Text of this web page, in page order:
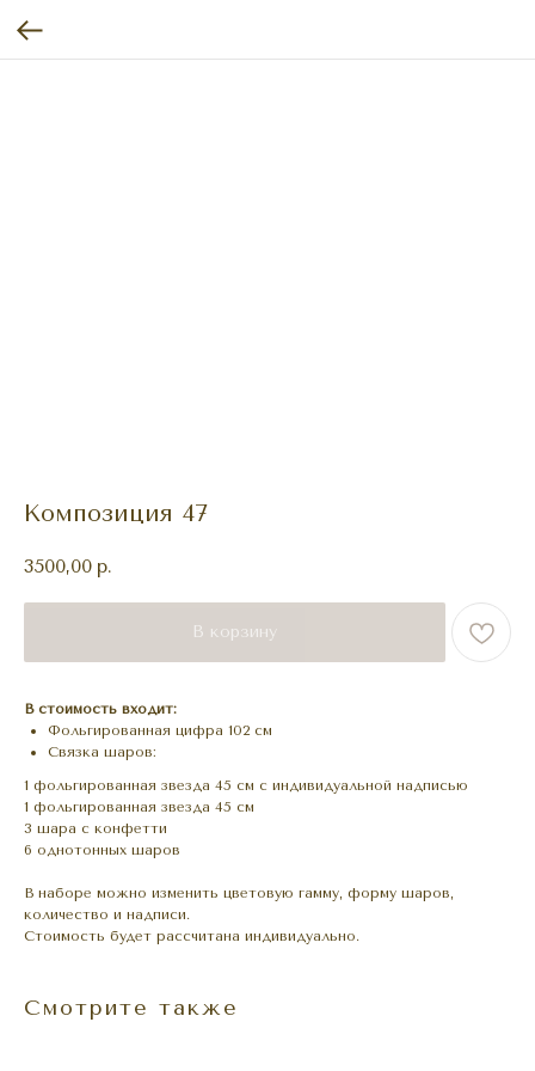
Композиция 47
3500,00 р.
В корзину
В стоимость входит:
Фольгированная цифра 102 см
Связка шаров:
1 фольгированная звезда 45 см с индивидуальной надписью
1 фольгированная звезда 45 см
3 шара с конфетти
6 однотонных шаров
В наборе можно изменить цветовую гамму, форму шаров,
количество и надписи.
Стоимость будет рассчитана индивидуально.
Смотрите также